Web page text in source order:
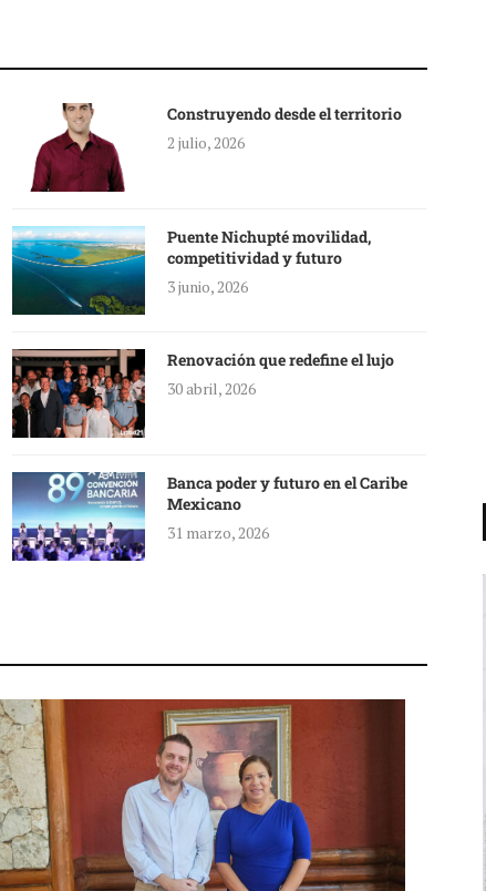
Construyendo desde el territorio
2 julio, 2026
Puente Nichupté movilidad,
competitividad y futuro
3 junio, 2026
Renovación que redefine el lujo
30 abril, 2026
Banca poder y futuro en el Caribe
Mexicano
31 marzo, 2026